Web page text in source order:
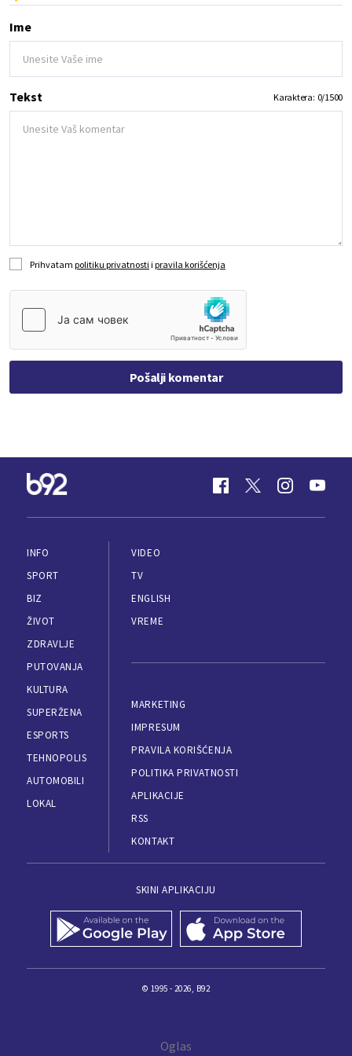
Ime
Tekst Karaktera: 0/1500
Prihvatam politiku privatnosti i pravila korišćenja
Pošalji komentar
INFO
SPORT
BIZ
ŽIVOT
ZDRAVLJE
PUTOVANJA
KULTURA
SUPERŽENA
ESPORTS
TEHNOPOLIS
AUTOMOBILI
LOKAL
VIDEO
TV
ENGLISH
VREME
MARKETING
IMPRESUM
PRAVILA KORIŠĆENJA
POLITIKA PRIVATNOSTI
APLIKACIJE
RSS
KONTAKT
SKINI APLIKACIJU
© 1995 - 2026, B92